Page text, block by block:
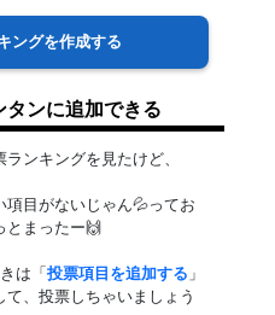
ングを作成する
タンに追加できる
ンキングを見たけど、
項目がないじゃん💦ってお
とまったー🙌
は「投票項目を追加する 」
て、投票しちゃいましょう